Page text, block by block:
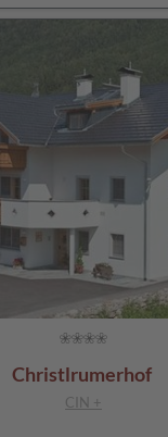
Christlrumerhof
CIN +